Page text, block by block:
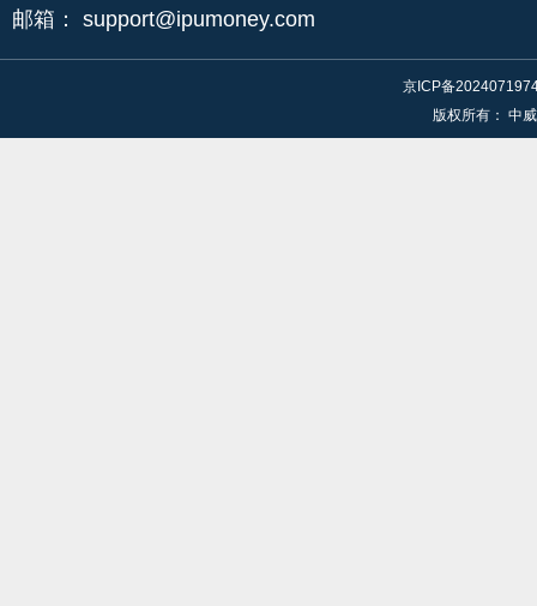
邮箱： support@ipumoney.com
京ICP备
版权所有： 中